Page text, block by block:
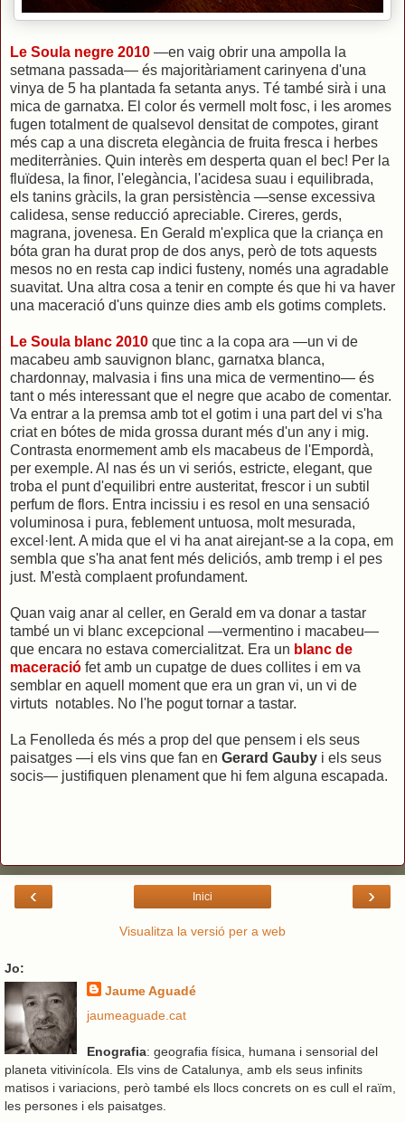
Le Soula negre 2010 —en vaig obrir una ampolla la
setmana passada— és majoritàriament carinyena d'una
vinya de 5 ha plantada fa setanta anys. Té també sirà i una
mica de garnatxa. El color és vermell molt fosc, i les aromes
fugen totalment de qualsevol densitat de compotes, girant
més cap a una discreta elegància de fruita fresca i herbes
mediterrànies. Quin interès em desperta quan el bec! Per la
fluïdesa, la finor, l'elegància, l'acidesa suau i equilibrada,
els tanins gràcils, la gran persistència —sense excessiva
calidesa, sense reducció apreciable. Cireres, gerds,
magrana, jovenesa. En Gerald m'explica que la criança en
bóta gran ha durat prop de dos anys, però de tots aquests
mesos no en resta cap indici fusteny, només una agradable
suavitat. Una altra cosa a tenir en compte és que hi va haver
una maceració d'uns quinze dies amb els gotims complets.
Le Soula blanc 2010 que tinc a la copa ara —un vi de
macabeu amb sauvignon blanc, garnatxa blanca,
chardonnay, malvasia i fins una mica de vermentino— és
tant o més interessant que el negre que acabo de comentar.
Va entrar a la premsa amb tot el gotim i una part del vi s'ha
criat en bótes de mida grossa durant més d'un any i mig.
Contrasta enormement amb els macabeus de l'Empordà,
per exemple. Al nas és un vi seriós, estricte, elegant, que
troba el punt d'equilibri entre austeritat, frescor i un subtil
perfum de flors. Entra incissiu i es resol en una sensació
voluminosa i pura, feblement untuosa, molt mesurada,
excel·lent. A mida que el vi ha anat airejant-se a la copa, em
sembla que s'ha anat fent més deliciós, amb tremp i el pes
just. M'està complaent profundament.
Quan vaig anar al celler, en Gerald em va donar a tastar
també un vi blanc excepcional —vermentino i macabeu—
que encara no estava comercialitzat. Era un blanc de
maceració fet amb un cupatge de dues collites i em va
semblar en aquell moment que era un gran vi, un vi de
virtuts notables. No l'he pogut tornar a tastar.
La Fenolleda és més a prop del que pensem i els seus
paisatges —i els vins que fan en Gerard Gauby i els seus
socis— justifiquen plenament que hi fem alguna escapada.
‹ ›
Inici
Visualitza la versió per a web
Jo:
Jaume Aguadé
jaumeaguade.cat
Enografia: geografia física, humana i sensorial del
planeta vitivinícola. Els vins de Catalunya, amb els seus infinits
matisos i variacions, però també els llocs concrets on es cull el raïm,
les persones i els paisatges.